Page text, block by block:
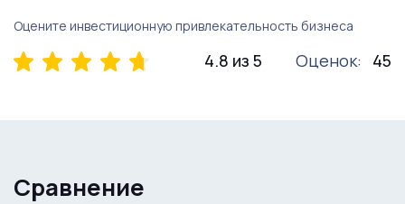
Оцените инвестиционную привлекательность бизнеса
4.8 из 5 Оценок: 45
Сравнение